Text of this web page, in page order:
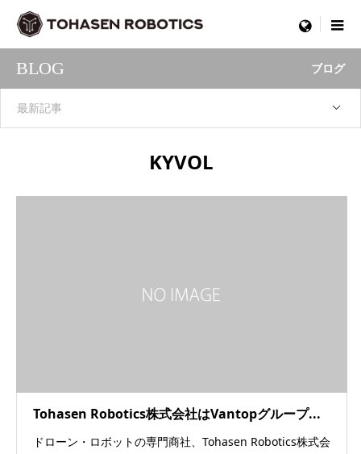
menu
BLOG ブログ
最新記事
KYVOL
Tohasen Robotics株式会社はVantopグループ...
ドローン・ロボットの専門商社、Tohasen Robotics株式会